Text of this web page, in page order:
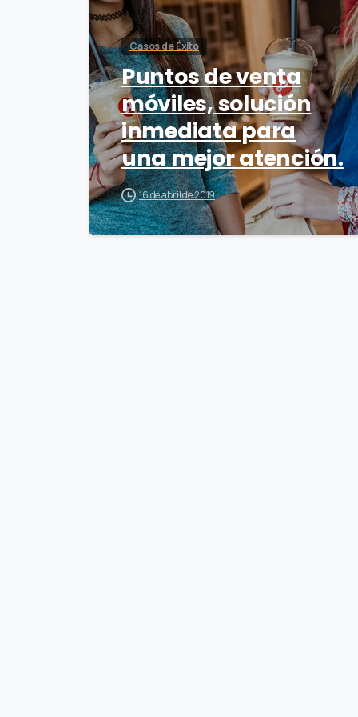
Casos de Éxito
Puntos de venta
móviles, solución
inmediata para
una mejor atención.
16 de abril de 2019